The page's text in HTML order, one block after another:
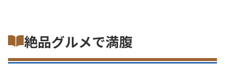
絶品グルメで満腹